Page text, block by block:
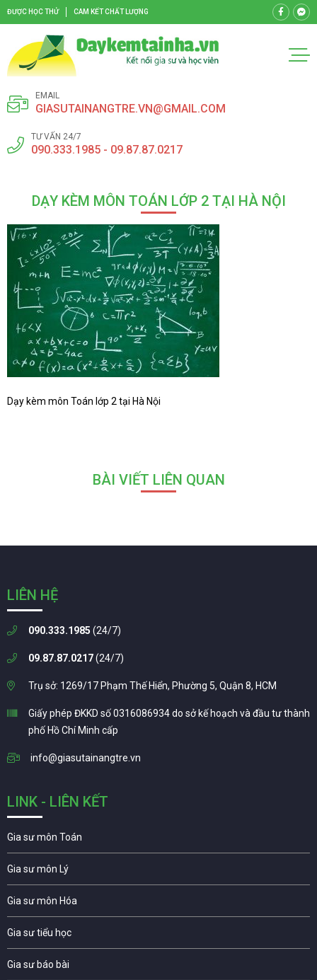
ĐƯỢC HỌC THỬ CAM KẾT CHẤT LƯỢNG
EMAIL
GIASUTAINANGTRE.VN@GMAIL.COM
TƯ VẤN 24/7
090.333.1985 - 09.87.87.0217
DẠY KÈM MÔN TOÁN LỚP 2 TẠI HÀ NỘI
Dạy kèm môn Toán lớp 2 tại Hà Nội
BÀI VIẾT LIÊN QUAN
LIÊN HỆ
090.333.1985 (24/7)
09.87.87.0217(24/7)
Trụ sở: 1269/17 Phạm Thế Hiển, Phường 5, Quận 8, HCM
Giấy phép ĐKKD số 0316086934 do sở kế hoạch và đầu tư thành
phố Hồ Chí Minh cấp
info@giasutainangtre.vn
LINK - LIÊN KẾT
Gia sư môn Toán
Gia sư môn Lý
Gia sư môn Hóa
Gia sư tiểu học
Gia sư báo bài